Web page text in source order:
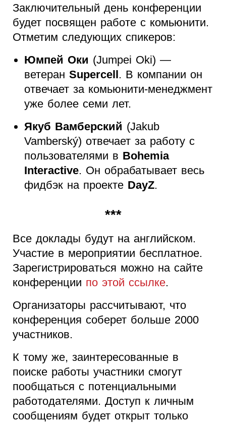
Заключительный день конференции
будет посвящен работе с комьюнити.
Отметим следующих спикеров:
Юмпей Оки (Jumpei Oki) —
ветеран Supercell . В компании он
отвечает за комьюнити-менеджмент
уже более семи лет.
Якуб Вамберский (Jakub
Vamberský) отвечает за работу с
пользователями в Bohemia
Interactive. Он обрабатывает весь
фидбэк на проекте DayZ.
***
Все доклады будут на английском.
Участие в мероприятии бесплатное.
Зарегистрироваться можно на сайте
конференции по этой ссылке.
Организаторы рассчитывают, что
конференция соберет больше 2000
участников.
К тому же, заинтересованные в
поиске работы участники смогут
пообщаться с потенциальными
работодателями. Доступ к личным
сообщениям будет открыт только